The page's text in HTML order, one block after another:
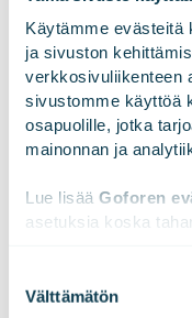
Käytämme evästeitä
ja sivuston
verkkosivuliikenteen
sivustomme käyttöä
osapuolille, jotka
mainonnan ja
Lue lisää Goforen
asetuksia koska
valinta
Välttämätön
elinkaaren
ideoinnista
Tutustu